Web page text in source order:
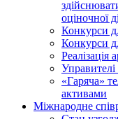
оціночної
Конкурси
Конкурси
Реалізація
«Гаряча»
активами
Міжнародне